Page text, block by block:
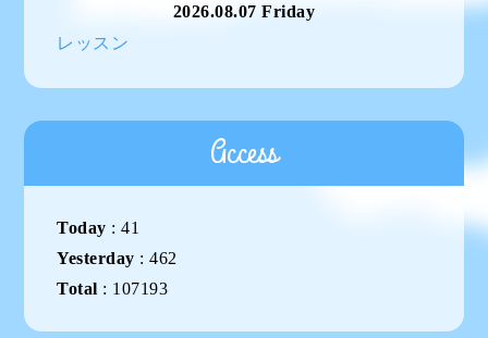
2026.08.07 Friday
レッスン
Access
Today :41
Yesterday :462
Total : 107193